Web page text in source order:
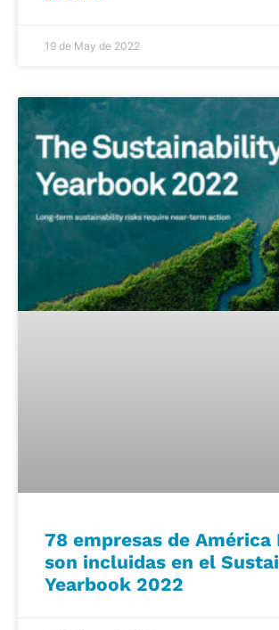
19 de May de 2022
78 empresas de América
son incluidas en el
Yearbook 2022